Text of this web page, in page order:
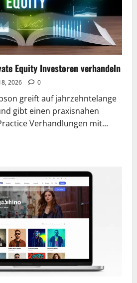
Equity Investoren verhandeln
2026 0
greift auf jahrzehntelange
gibt einen praxisnahen
Verhandlungen mit...